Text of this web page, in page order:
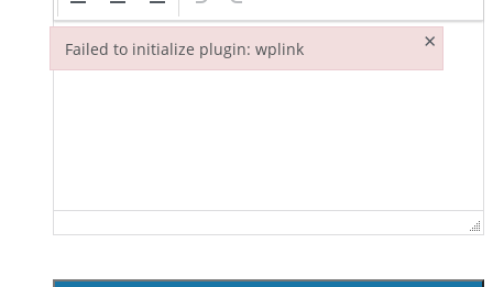
Failed to initialize plugin: wplink ×
Failed to initialize plugin: wplink